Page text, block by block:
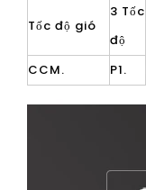
Tốc độ gió
3 Tốc
độ
CCM.
P1.